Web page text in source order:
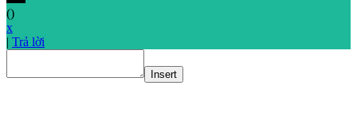
()
x
| Trả lời
Insert